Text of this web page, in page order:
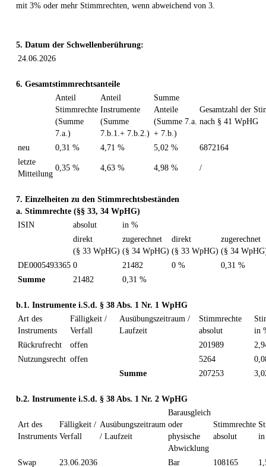
mit 3% oder mehr Stimmrechten, wenn abweichend von 3.
5. Datum der Schwellenberührung:
24.06.2026
6. Gesamtstimmrechtsanteile
Anteil
Stimmrechte
(Summe
7.a.)
Anteil
Instrumente
(Summe
7.b.1.+ 7.b.2.)
Summe
Anteile
(Summe 7.a.
+ 7.b.)
Gesamtzahl der
nach § 41 WpHG
neu 0,31 % 4,71 % 5,02 %
6872164
letzte
Mitteilung
0,35 % 4,63 % 4,98 % /
7. Einzelheiten zu den Stimmrechtsbeständen
a. Stimmrechte (§§ 33, 34 WpHG)
ISIN
absolut
in %
direkt
(§ 33 WpHG)
zugerechnet
(§ 34 WpHG)
direkt
(§ 33 WpHG)
zugerechnet
(§ 34
DE0005493365 0 21482 0 %
0,31 %
Summe
21482 0,31 %
b.1. Instrumente i.S.d. § 38 Abs. 1 Nr. 1 WpHG
Art des
Instruments
Fälligkeit /
Verfall
Ausübungszeitraum /
Laufzeit
Stimmrechte
absolut
in
Rückrufrecht
offen 201989
Nutzungsrecht offen 5264
Summe
207253
b.2. Instrumente i.S.d. § 38 Abs. 1 Nr. 2 WpHG
Art des
Instruments
Fälligkeit /
Verfall
Ausübungszeitraum
/ Laufzeit
Barausgleich
oder
physische
Abwicklung
Stimmrechte
absolut
Swap 23.06.2036 Bar 108165